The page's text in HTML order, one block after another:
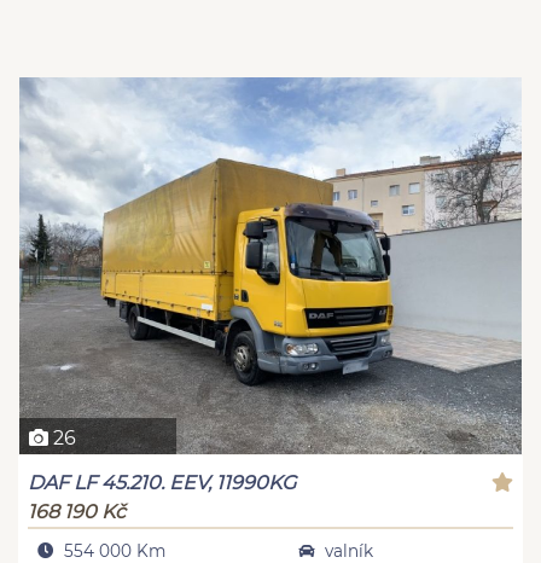
26
DAF LF 45.210. EEV, 11990KG
168 190 Kč
554 000 Km
valník